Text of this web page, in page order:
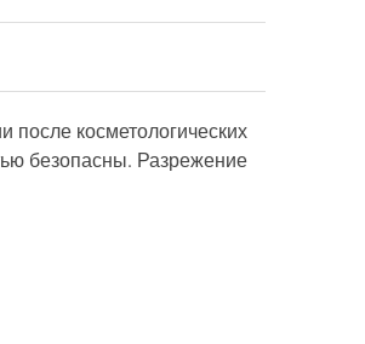
косметологических
безопасны. Разрежение